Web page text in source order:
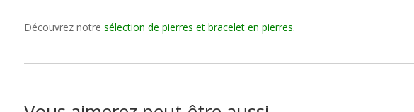
Découvrez notre sélection de pierres et bracelet en pierres.